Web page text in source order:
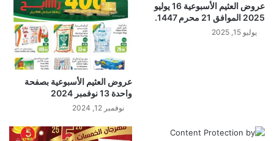
عروض العثيم الأسبوعية 16 يوليو
2025 الموافق 21 محرم 1447.
يوليو 15, 2025
عروض العثيم الأسبوعية بصفحة
واحدة 13 نوفمبر 2024
نوفمبر 12, 2024